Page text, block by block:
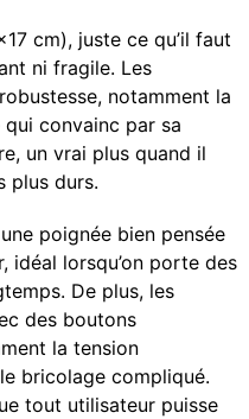
cm), juste ce qu’il faut
ni fragile. Les
notamment la
qui convainc par sa
un vrai plus quand il
plus durs.
poignée bien pensée
idéal lorsqu’on porte des
De plus, les
des boutons
la tension
bricolage compliqué.
tout utilisateur puisse